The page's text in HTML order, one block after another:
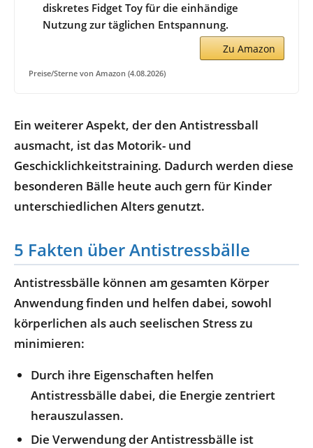
diskretes Fidget Toy für die einhändige
Nutzung zur täglichen Entspannung.
Zu Amazon
Preise/Sterne von Amazon (4.08.2026)
Ein weiterer Aspekt, der den Antistressball
ausmacht, ist das Motorik- und
Geschicklichkeitstraining. Dadurch werden diese
besonderen Bälle heute auch gern für Kinder
unterschiedlichen Alters genutzt.
5 Fakten über Antistressbälle
Antistressbälle können am gesamten Körper
Anwendung finden und helfen dabei, sowohl
körperlichen als auch seelischen Stress zu
minimieren:
Durch ihre Eigenschaften helfen
Antistressbälle dabei, die Energie zentriert
herauszulassen.
Die Verwendung der Antistressbälle ist